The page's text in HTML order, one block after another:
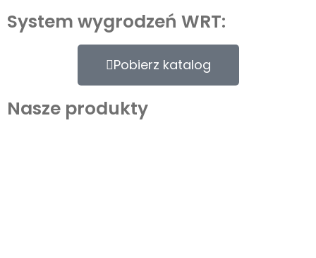
System wygrodzeń WRT:
Pobierz katalog
Nasze produkty